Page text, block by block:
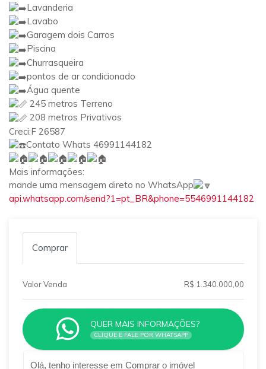
Lavanderia
Lavabo
Garagem dois Carros
Piscina
Churrasqueira
pontos de ar condicionado
Água quente
245 metros Terreno
208 metros Privativos
Creci:F 26587
Contato Whats 46991144182
Mais informações:
mande uma mensagem direto no WhatsApp
api.whatsapp.com/send?1=pt_BR&phone=5546991144182
Comprar
Valor Venda R$ 1.340.000,00
QUER MAIS INFORMAÇÕES?
CLIQUE E FALE POR WHATSAPP